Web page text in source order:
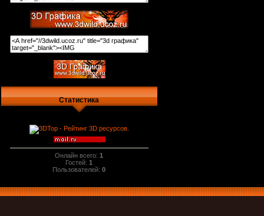
Статистика
Онлайн всего:1
Гостей:1
Пользователей:0